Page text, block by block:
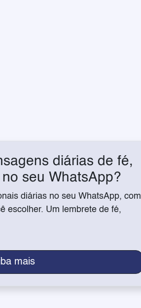
diárias de fé,
seu WhatsApp?
diárias no seu WhatsApp, com
escolher. Um lembrete de fé,
mais